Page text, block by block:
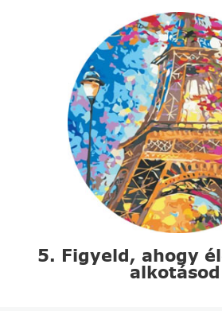
5. Figyeld, ahogy